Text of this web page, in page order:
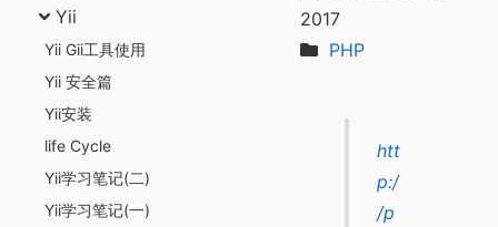
Yii
Yii Gii工具使用
Yii 安全篇
Yii安装
life Cycle
Yii学习笔记(二)
Yii学习笔记(一)
2017
PHP
htt
p:/
/p